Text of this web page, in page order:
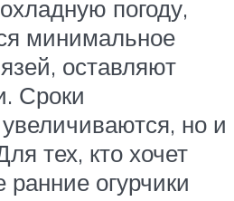
погоду,
минимальное
оставляют
Сроки
но и
тех, кто хочет
ранние огурчики